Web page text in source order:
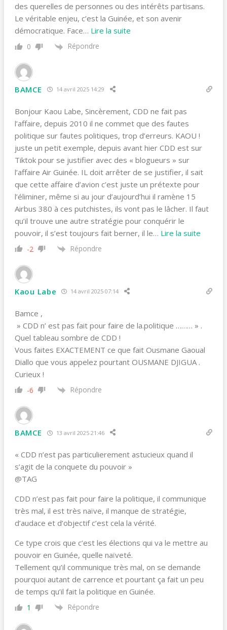
des querelles de personnes ou des intérêts partisans.
Le véritable enjeu, c’est la Guinée, et son avenir
démocratique. Face… Lire la suite
0 Répondre
BAMCE 14 avril 2025 14:29
Bonjour Kaou Labe, Sincèrement, CDD ne fait pas
l’affaire, depuis 2010 il ne commet que des fautes
politique sur fautes politiques, trop d’erreurs. KAOU !
juste un petit exemple, depuis avant hier CDD est sur
Tiktok pour se justifier avec des « blogueurs » sur
l’affaire Air Guinée. IL doit arrêter de se justifier, il sait
que cette affaire d’avion c’est juste un prétexte pour
l’éliminer, même si au jour d’aujourd’hui il ramène 15
Airbus 380 à ces putchistes, ils vont pas le lâcher. Il faut
qu’il trouve une autre stratégie pour conquérir le
pouvoir, il s’est toujours fait berner, il le… Lire la suite
-2 Répondre
Kaou Labe 14 avril 2025 07:14
Bamce ,
» CDD n’ est pas fait pour faire de la.politique ……… » .
Quel tableau sombre de CDD !
Vous faites EXACTEMENT ce que fait Ousmane Gaoual
Diallo que vous appelez pourtant OUSMANE DJIGUA .
Curieux !
-6 Répondre
BAMCE 13 avril 2025 21:46
« CDD n’est pas particulierement astucieux quand il
s’agit de la conquete du pouvoir »
@TAG
CDD n’est pas fait pour faire la politique, il communique
très mal, il est très naïve, il manque de stratégie,
d’audace et d’objectif c’est cela la vérité.
Ce type crois que c’est les élections qui va le mettre au
pouvoir en Guinée, quelle naïveté.
Tellement qu’il communique très mal, on se demande
pourquoi autant de carrence et pourtant ça fait un peu
de temps qu’il fait la politique en Guinée.
1 Répondre